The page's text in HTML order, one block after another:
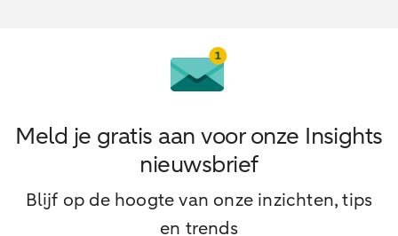
Meld je gratis aan voor onze Insights
nieuwsbrief
Blijf op de hoogte van onze inzichten, tips
en trends